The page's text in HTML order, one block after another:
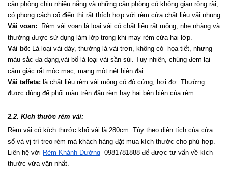
căn phòng chịu nhiều nắng và những căn phòng có không gian rộng rãi,
có phong cách cổ điển thì rất thích hợp với rèm cửa chất liệu vải nhung
Vải voan: Rèm vải voan là loại vải có chất liệu rất mỏng, nhẹ nhàng và
thường được sử dụng làm lớp trong khi may rèm cửa hai lớp.
Vải bố: Là loại vải dày, thường là vải trơn, không có  họa tiết, nhưng
màu sắc đa dạng,vải bố là loại vải sần sùi. Tuy nhiên, chúng đem lại
cảm giác rất mộc mạc, mang một nét hiện đại.
Vải taffeta: là chất liệu rèm vải mỏng có độ cứng, hơi đơ. Thường
được dùng để phối màu trên đầu rèm hay hai bên biên của rèm.
2.2. Kích thước rèm vải:
Rèm vải có kích thước khổ vải là 280cm. Tùy theo diện tích của cửa
sổ và vị trí treo rèm mà khách hàng đặt mua kích thước cho phù hợp.
Liên hệ với Rèm Khánh Đường 0981781888 để được tư vấn về kích
thước vừa vặn nhất.